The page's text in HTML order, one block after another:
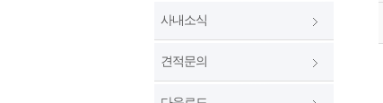
사내소식
견적문의